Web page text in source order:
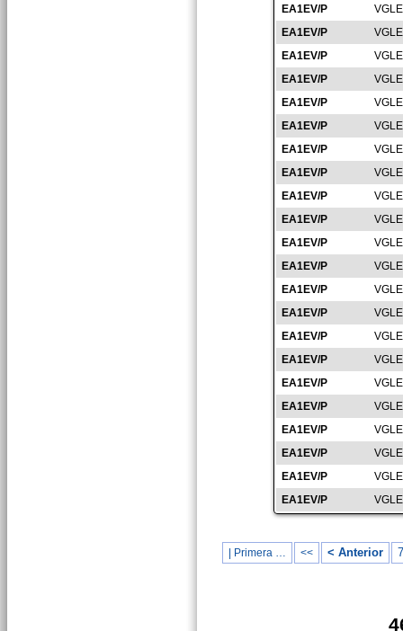
EA1EV/P
EA1EV/P
EA1EV/P
EA1EV/P
EA1EV/P
EA1EV/P
EA1EV/P
EA1EV/P
EA1EV/P
EA1EV/P
EA1EV/P
EA1EV/P
EA1EV/P
EA1EV/P
EA1EV/P
EA1EV/P
EA1EV/P
EA1EV/P
EA1EV/P
EA1EV/P
EA1EV/P
EA1EV/P
| Primera … << < Anterior